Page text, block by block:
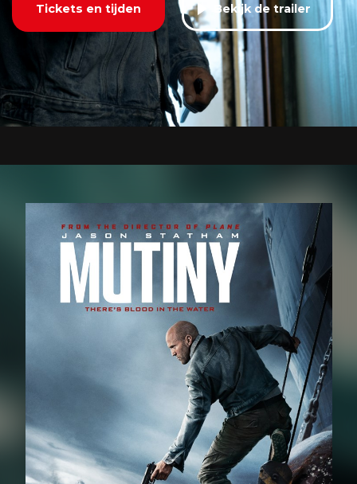
Tickets en tijden Bekijk de trailer